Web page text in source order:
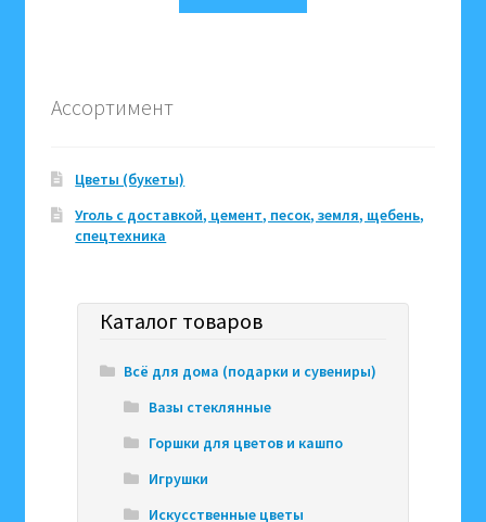
Ассортимент
Цветы (букеты)
Уголь с доставкой, цемент, песок, земля, щебень,
спецтехника
Каталог товаров
Всё для дома (подарки и сувениры)
Вазы стеклянные
Горшки для цветов и кашпо
Игрушки
Искусственные цветы